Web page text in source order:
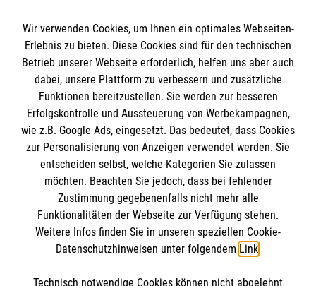
Empfänger: Malteser Hilfsdienst e.V.
IBAN: DE10 3706 0120 1201 2000 12
BIC: GENODED 1PA7
Newsletter abonnieren
Wir verwenden Cookies, um Ihnen ein optimales Webseiten-
Erlebnis zu bieten. Diese Cookies sind für den technischen
Betrieb unserer Webseite erforderlich, helfen uns aber auch
dabei, unsere Plattform zu verbessern und zusätzliche
Funktionen bereitzustellen. Sie werden zur besseren
Erfolgskontrolle und Aussteuerung von Werbekampagnen,
wie z.B. Google Ads, eingesetzt. Das bedeutet, dass Cookies
zur Personalisierung von Anzeigen verwendet werden. Sie
entscheiden selbst, welche Kategorien Sie zulassen
möchten. Beachten Sie jedoch, dass bei fehlender
Zustimmung gegebenenfalls nicht mehr alle
Funktionalitäten der Webseite zur Verfügung stehen.
Weitere Infos finden Sie in unseren speziellen Cookie-
Datenschutzhinweisen unter folgendem Link.
Technisch notwendige Cookies können nicht abgelehnt